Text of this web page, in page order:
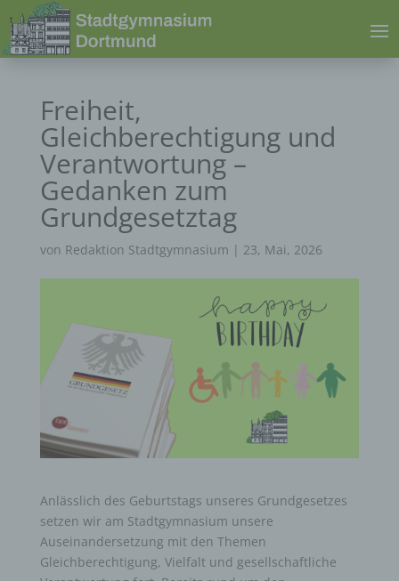
Freiheit,
Gleichberechtigung und
Verantwortung –
Gedanken zum
Grundgesetztag
von Redaktion Stadtgymnasium | 23, Mai, 2026
Anlässlich des Geburtstags unseres Grundgesetzes
setzen wir am Stadtgymnasium unsere
Auseinandersetzung mit den Themen
Gleichberechtigung, Vielfalt und gesellschaftliche